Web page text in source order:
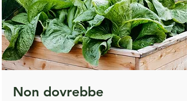
Non dovrebbe